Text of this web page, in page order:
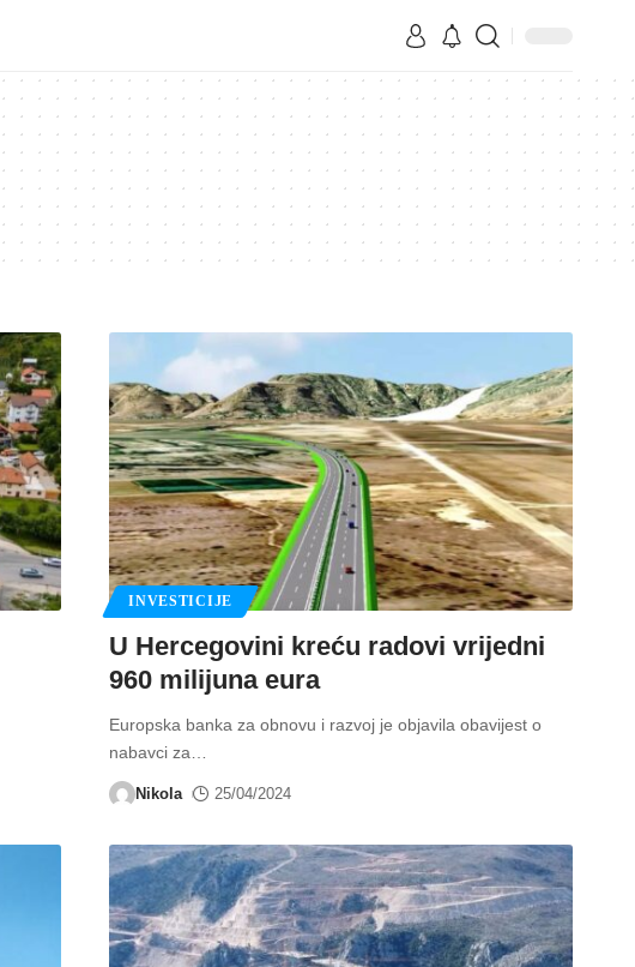
INVESTICIJE
U Hercegovini kreću radovi vrijedni
960 milijuna eura
Europska banka za obnovu i razvoj je objavila obavijest o
nabavci za
Nikola 25/04/2024